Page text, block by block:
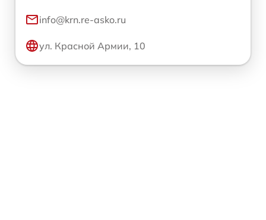
info@krn.re-asko.ru
ул. Красной Армии, 10